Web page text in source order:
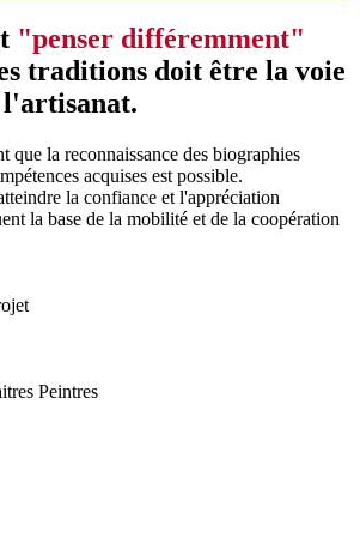
"penser différemment"
traditions doit être la voie
que la reconnaissance des biographies
acquises est possible.
la confiance et l'appréciation
la base de la mobilité et de la coopération
Peintres